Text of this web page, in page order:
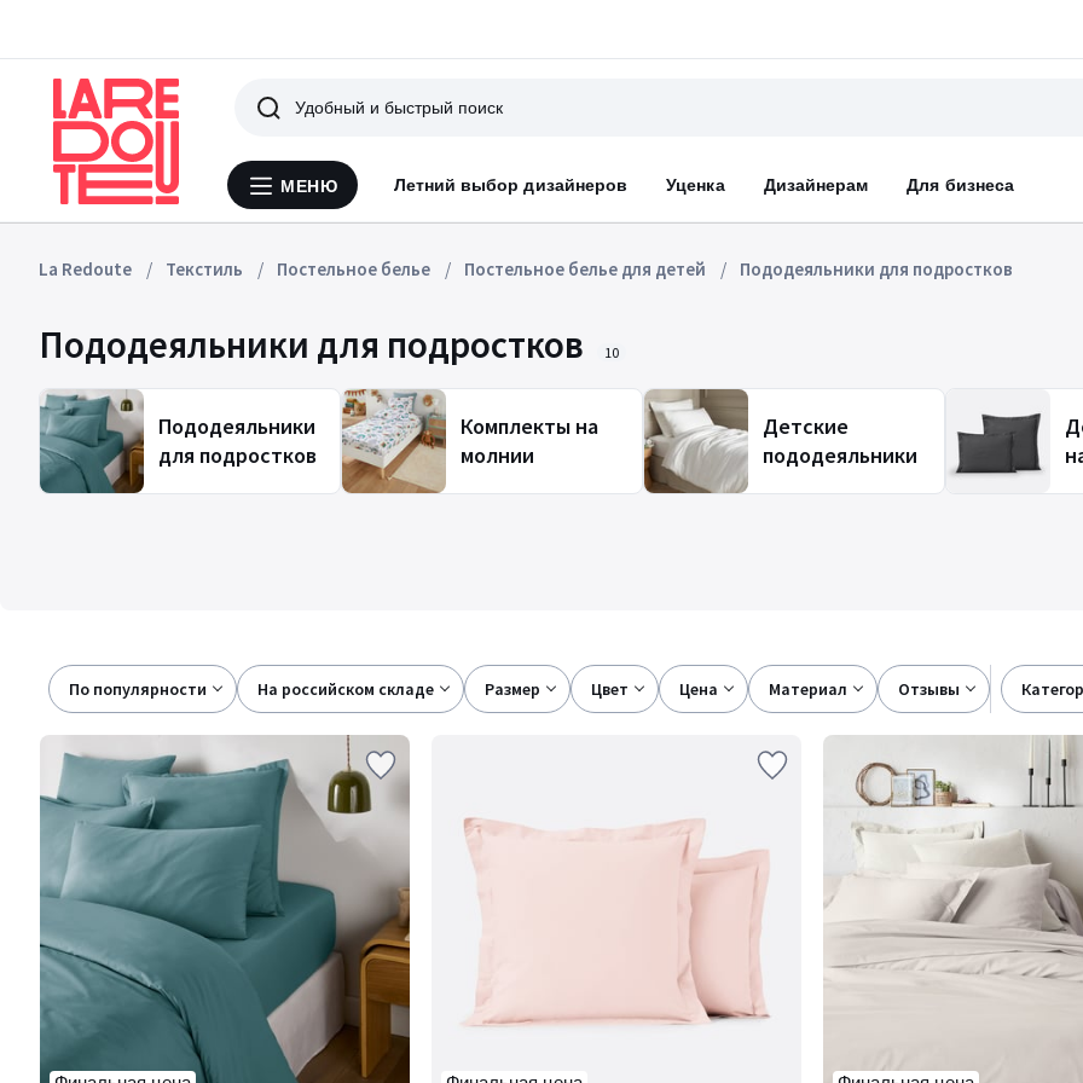
Меню
МЕНЮ Летний выбор дизайнеров Уценка Дизайнерам Для бизнеса
Поиск
La Redoute Текстиль Постельное белье Постельное белье для детей Пододеяльники для подростков
Пододеяльники для подростков 10
Пододеяльники
для подростков
Комплекты на
молнии
Детские
пододеяльники
По популярности
на российском складе размер цвет цена материал отзывы